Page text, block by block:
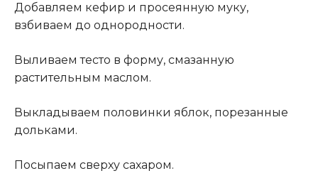
Добавляем кефир и просеянную муку,
взбиваем до однородности.
Выливаем тесто в форму, смазанную
растительным маслом.
Выкладываем половинки яблок, порезанные
дольками.
Посыпаем сверху сахаром.